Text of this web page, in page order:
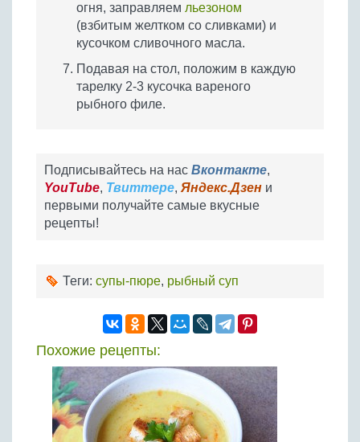
огня, заправляем льезоном
(взбитым желтком со сливками) и
кусочком сливочного масла.
Подавая на стол, положим в каждую
тарелку 2-3 кусочка вареного
рыбного филе.
Подписывайтесь на нас Вконтакте,
YouTube, Твиттере, Яндекс.Дзен и
первыми получайте самые вкусные
рецепты!
Теги: супы-пюре, рыбный суп
Похожие рецепты: